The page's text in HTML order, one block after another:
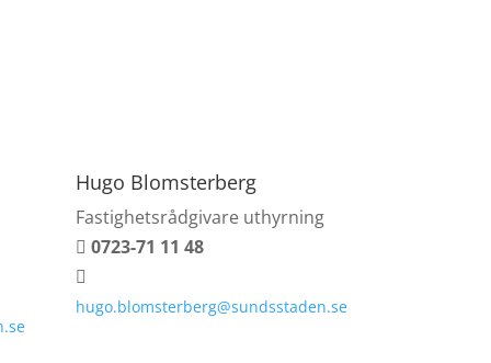
Hugo Blomsterberg
Fastighetsrådgivare uthyrning
 0723-71 11 48

hugo.blomsterberg@sundsstaden.se